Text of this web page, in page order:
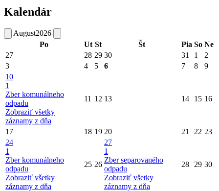
Kalendár
August2026
Po
Ut St Št Pia So Ne
27
28 29 30 31 1
2
3
4 5 6 7 8
9
10
1
Zber komunálneho
odpadu
Zobraziť všetky
záznamy z dňa
11 12 13 14 15 16
17 18 19 20 21 22 23
24
1
Zber komunálneho
odpadu
Zobraziť všetky
záznamy z dňa
25 26
27
1
Zber separovaného
odpadu
Zobraziť všetky
záznamy z dňa
28 29 30